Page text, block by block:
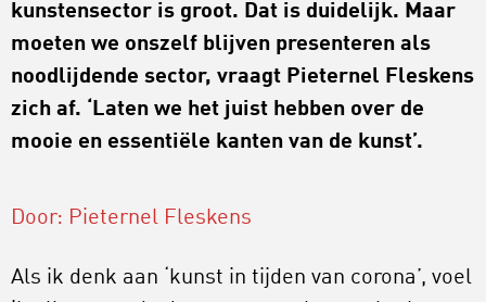
kunstensector is groot. Dat is duidelijk. Maar
moeten we onszelf blijven presenteren als
noodlijdende sector, vraagt Pieternel Fleskens
zich af. ‘Laten we het juist hebben over de
mooie en essentiële kanten van de kunst’.
Door: Pieternel Fleskens
Als ik denk aan ‘kunst in tijden van corona’, voel